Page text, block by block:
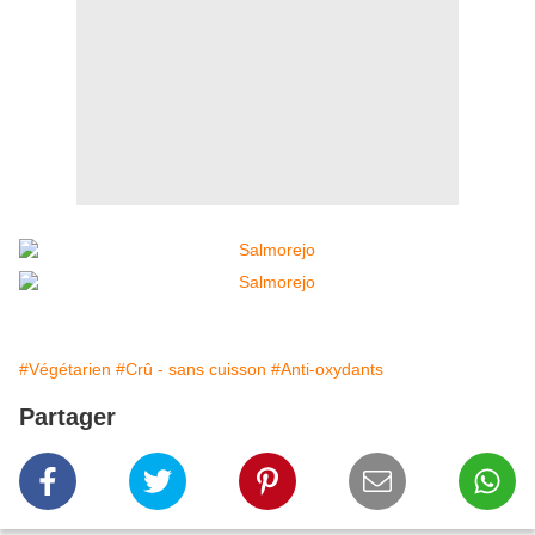
#Végétarien #Crû - sans cuisson #Anti-oxydants
Partager